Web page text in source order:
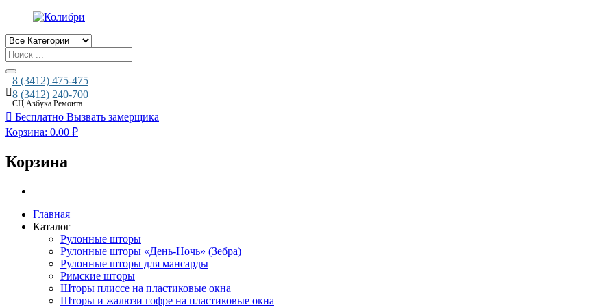
Поиск
товаров
8 (3412) 475-475
8 (3412) 240-700
СЦ Азбука Ремонта
Бесплатно Вызвать замерщика
Корзина: 0.00 ₽
Корзина
Главная
Каталог
Рулонные шторы
Рулонные шторы «День-Ночь» (Зебра)
Рулонные шторы для мансарды
Римские шторы
Шторы плиссе на пластиковые окна
Шторы и жалюзи гофре на пластиковые окна